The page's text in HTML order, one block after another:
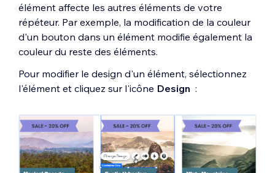
élément affecte les autres éléments de votre
répéteur. Par exemple, la modification de la couleur
d'un bouton dans un élément modifie également la
couleur du reste des éléments.
Pour modifier le design d'un élément, sélectionnez
l'élément et cliquez sur l'icône Design :